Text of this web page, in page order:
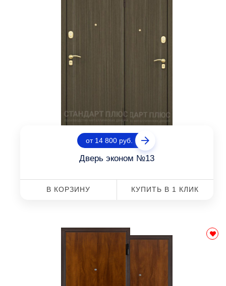
от 14 800 руб.
Дверь эконом №13
В КОРЗИНУ КУПИТЬ В 1 КЛИК